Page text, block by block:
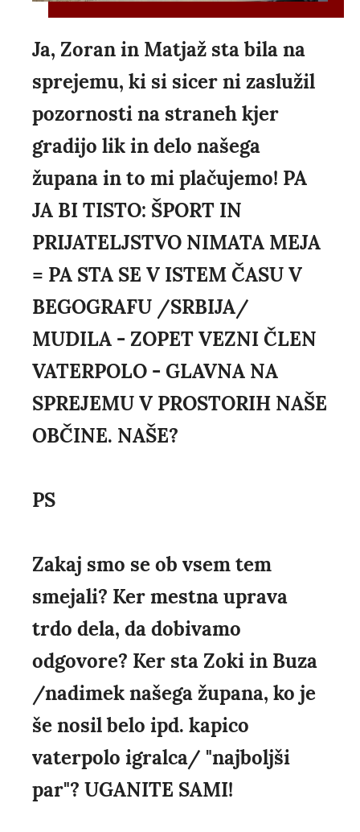
Ja, Zoran in Matjaž sta bila na
sprejemu, ki si sicer ni zaslužil
pozornosti na straneh kjer
gradijo lik in delo našega
župana in to mi plačujemo! PA
JA BI TISTO: ŠPORT IN
PRIJATELJSTVO NIMATA MEJA
= PA STA SE V ISTEM ČASU V
BEGOGRAFU /SRBIJA/
MUDILA - ZOPET VEZNI ČLEN
VATERPOLO - GLAVNA NA
SPREJEMU V PROSTORIH NAŠE
OBČINE. NAŠE?
PS
Zakaj smo se ob vsem tem
smejali? Ker mestna uprava
trdo dela, da dobivamo
odgovore? Ker sta Zoki in Buza
/nadimek našega župana, ko je
še nosil belo ipd. kapico
vaterpolo igralca/ "najboljši
par"? UGANITE SAMI!